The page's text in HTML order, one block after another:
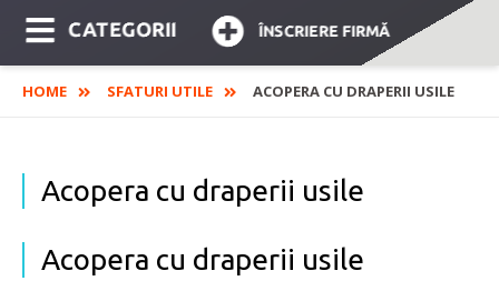
CATEGORII ÎNSCRIERE FIRMĂ
HOME SFATURI UTILE ACOPERA CU DRAPERII USILE
Acopera cu draperii usile
Acopera cu draperii usile